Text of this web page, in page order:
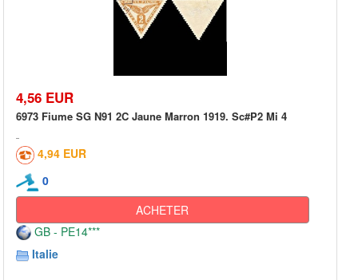
4,56 EUR
6973 Fiume SG N91 2C Jaune Marron 1919. Sc#P2 Mi 4
4,94 EUR
0
ACHETER
GB - PE14***
Italie